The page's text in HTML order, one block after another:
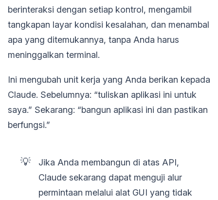
berinteraksi dengan setiap kontrol, mengambil
tangkapan layar kondisi kesalahan, dan menambal
apa yang ditemukannya, tanpa Anda harus
meninggalkan terminal.
Ini mengubah unit kerja yang Anda berikan kepada
Claude. Sebelumnya: “tuliskan aplikasi ini untuk
saya.” Sekarang: “bangun aplikasi ini dan pastikan
berfungsi.”
💡
Jika Anda membangun di atas API,
Claude sekarang dapat menguji alur
permintaan melalui alat GUI yang tidak